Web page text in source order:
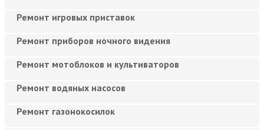
Ремонт игровых приставок
Ремонт приборов ночного видения
Ремонт мотоблоков и культиваторов
Ремонт водяных насосов
Ремонт газонокосилок